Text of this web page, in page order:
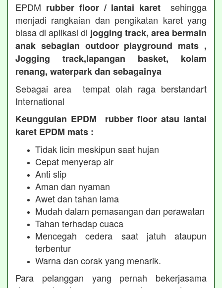
EPDM rubber floor / lantai karet sehingga
menjadi rangkaian dan pengikatan karet yang
biasa di aplikasi di jogging track, area bermain
anak sebagian outdoor playground mats ,
Jogging track,lapangan basket, kolam
renang, waterpark dan sebagainya
Sebagai area tempat olah raga berstandart
International
Keunggulan EPDM rubber floor atau lantai
karet EPDM mats :
Tidak licin meskipun saat hujan
Cepat menyerap air
Anti slip
Aman dan nyaman
Awet dan tahan lama
Mudah dalam pemasangan dan perawatan
Tahan terhadap cuaca
Mencegah cedera saat jatuh ataupun
terbentur
Warna dan corak yang menarik.
Para pelanggan yang pernah bekerjasama